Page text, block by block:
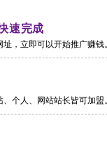
速完成
，立即可以开始推广赚钱
个人、网站站长皆可加盟